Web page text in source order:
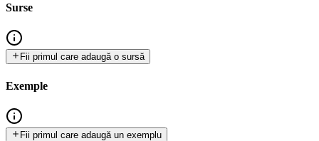
Surse
Fii primul care adaugă o sursă
Exemple
Fii primul care adaugă un exemplu